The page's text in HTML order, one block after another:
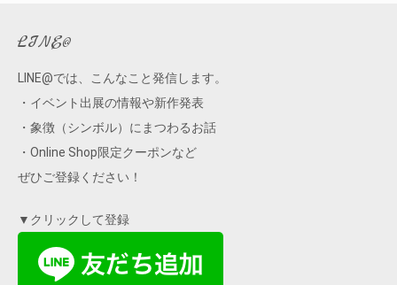
LINE@
LINE@では、こんなこと発信します。
・イベント出展の情報や新作発表
・象徴（シンボル）にまつわるお話
・Online Shop限定クーポンなど
ぜひご登録ください！
▼クリックして登録